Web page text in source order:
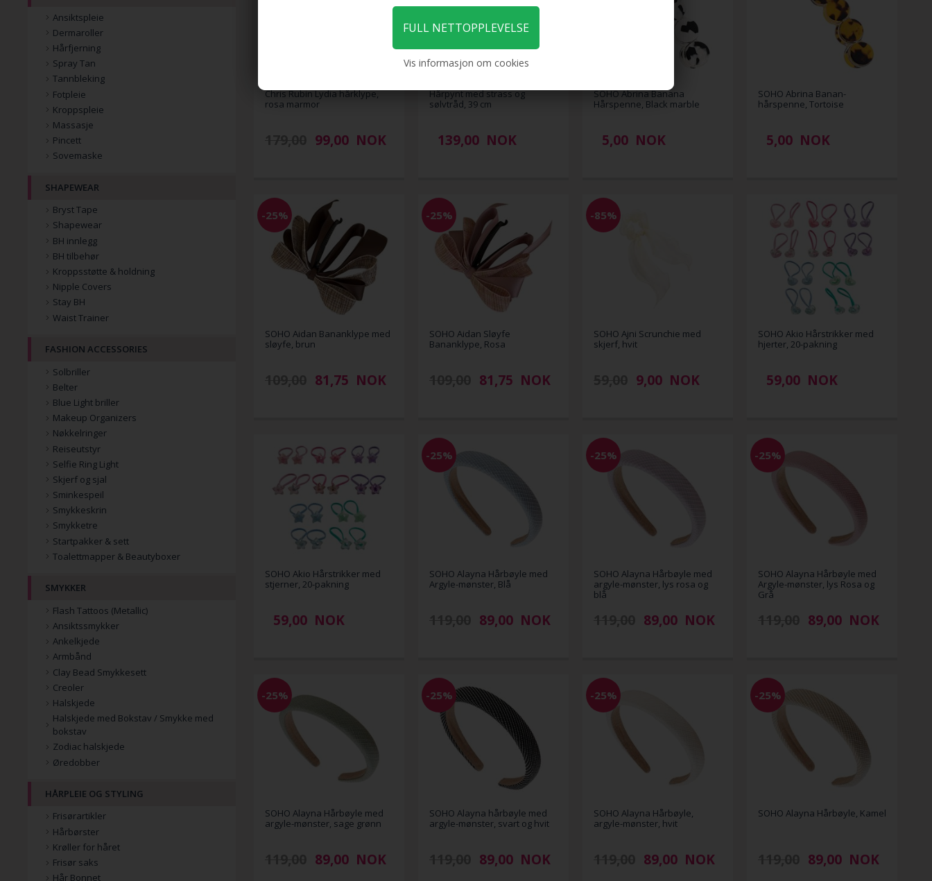
Vis informasjon om cookies
Chris Rubin Lydia hårklype,
rosa marmor
99,00 NOK
Hårpynt med strass og
sølvtråd, 39 cm
139,00 NOK
SOHO Abrina Banana
Hårspenne, Black marble
5,00 NOK
SOHO Abrina Banan-
hårspenne, Tortoise
5,00 NOK
-25%
SOHO Aidan Bananklype med
sløyfe, brun
81,75 NOK
-25%
SOHO Aidan Sløyfe
Bananklype, Rosa
81,75 NOK
-85%
SOHO Ajni Scrunchie med
skjerf, hvit
9,00 NOK
SOHO Akio Hårstrikker med
hjerter, 20-pakning
59,00 NOK
SOHO Akio Hårstrikker med
stjerner, 20-pakning
59,00 NOK
-25%
SOHO Alayna Hårbøyle med
Argyle-mønster, Blå
89,00 NOK
-25%
SOHO Alayna Hårbøyle med
argyle-mønster, lys rosa og
blå
89,00 NOK
-25%
SOHO Alayna Hårbøyle med
Argyle-mønster, lys Rosa og
Grå
89,00 NOK
-25%
SOHO Alayna Hårbøyle med
argyle-mønster, sage grønn
89,00 NOK
-25%
SOHO Alayna hårbøyle med
argyle-mønster, svart og hvit
89,00 NOK
-25%
SOHO Alayna Hårbøyle,
argyle-mønster, hvit
89,00 NOK
-25%
SOHO Alayna Hårbøyle, Kamel
89,00 NOK
Ansiktspleie
Dermaroller
Hårfjerning
Spray Tan
Tannbleking
Fotpleie
Kroppspleie
Massasje
Pincett
Sovemaske
SHAPEWEAR
Bryst Tape
Shapewear
BH innlegg
BH tilbehør
Kroppsstøtte & holdning
Nipple Covers
Stay BH
Waist Trainer
FASHION ACCESSORIES
Solbriller
Belter
Blue Light briller
Makeup Organizers
Nøkkelringer
Reiseutstyr
Selfie Ring Light
Skjerf og sjal
Sminkespeil
Smykkeskrin
Smykketre
Startpakker & sett
Toalettmapper & Beautyboxer
SMYKKER
Flash Tattoos (Metallic)
Ansiktssmykker
Ankelkjede
Armbånd
Clay Bead Smykkesett
Creoler
Halskjede
Halskjede med Bokstav / Smykke med
bokstav
Zodiac halskjede
Øredobber
HÅRPLEIE OG STYLING
Frisørartikler
Hårbørster
Krøller for håret
Frisør saks
Hår Bonnet